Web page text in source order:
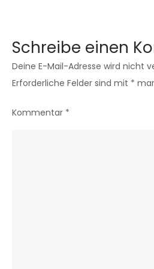
Schreibe einen
Deine E-Mail-Adresse wird nicht
Erforderliche Felder sind mit *
Kommentar *